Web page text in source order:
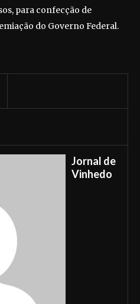
para confecção de
do Governo Federal.
Jornal de
Vinhedo